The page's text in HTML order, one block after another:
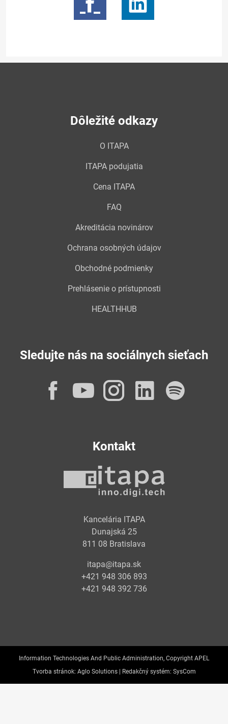
Dôležité odkazy
O ITAPA
ITAPA podujatia
Cena ITAPA
FAQ
Akreditácia novinárov
Ochrana osobných údajov
Obchodné podmienky
Prehlásenie o prístupnosti
HEALTHHUB
Sledujte nás na sociálnych sieťach
Facebook
YouTube
Instagram
Kontakt
Kancelária ITAPA
Dunajská 25
811 08 Bratislava
itapa@itapa.sk
+421 948 306 893
+421 948 392 736
Information Technologies And Public Administration, Copyright APEL
Tvorba stránok: Aglo Solutions | Redakčný systém: SysCom